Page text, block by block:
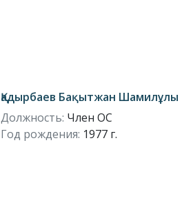
Қадырбаев Бақытжан Шамилұлы
Должность: Член ОС
Год рождения: 1977 г.